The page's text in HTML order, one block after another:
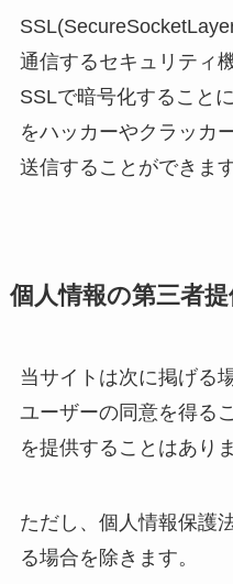
通信するセキュリティ
SSLで暗号化すること
をハッカーやクラッカ
送信することができます
個人情報の第三者
当サイトは次に掲げる
ユーザーの同意を得る
を提供することはあり
ただし、個人情報保護
る場合を除きます。